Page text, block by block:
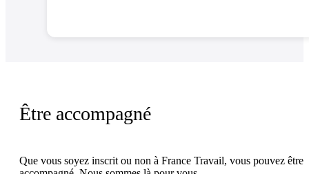
Être accompagné
Que vous soyez inscrit ou non à France Travail, vous pouvez être